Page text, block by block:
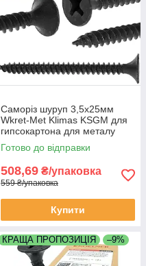
Саморіз шуруп 3,5х25мм
Wkret-Met Klimas KSGM для
гипсокартона для металу
коробка 1000 штук
Готово до відправки
508,69 ₴/упаковка
559 ₴/упаковка
Купити
КРАЩА ПРОПОЗИЦІЯ –9%